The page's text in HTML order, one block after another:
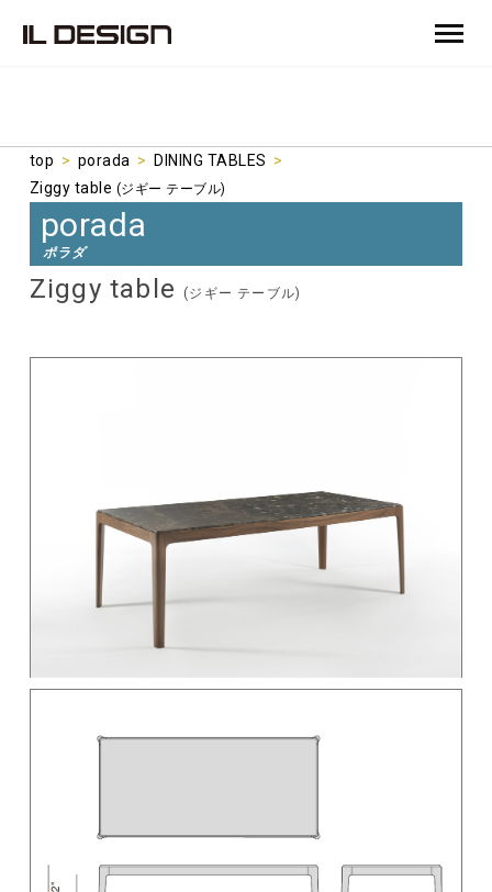
top > porada > DINING TABLES >
Ziggy table (ジギー テーブル)
porada
ポラダ
Ziggy table (ジギー テーブル)